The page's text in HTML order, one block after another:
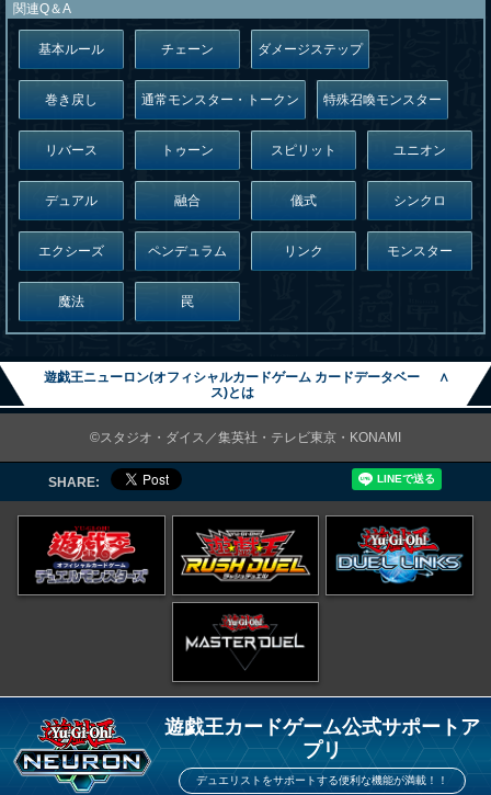
関連Q＆A
基本ルール チェーン ダメージステップ
巻き戻し 通常モンスター・トークン 特殊召喚モンスター
リバース トゥーン スピリット ユニオン
デュアル 融合 儀式 シンクロ
エクシーズ ペンデュラム リンク モンスター
魔法 罠
遊戯王ニューロン(オフィシャルカードゲーム カードデータベー
ス)とは
∧
©スタジオ・ダイス／集英社・テレビ東京・KONAMI
SHARE:
遊戯王カードゲーム公式サポートア
プリ
デュエリストをサポートする便利な機能が満載！！